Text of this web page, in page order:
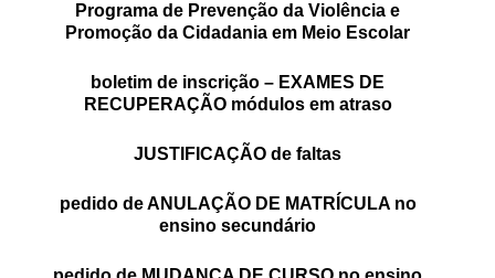
@esaq.erasmus
@oficina.do.largo
PROFESSORES
Programa de Prevenção da Violência e
Promoção da Cidadania em Meio Escolar
boletim de inscrição – EXAMES DE
RECUPERAÇÃO módulos em atraso
JUSTIFICAÇÃO de faltas
pedido de ANULAÇÃO DE MATRÍCULA no
ensino secundário